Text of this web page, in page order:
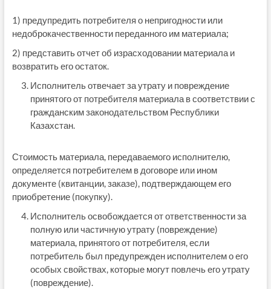
1) предупредить потребителя о непригодности или
недоброкачественности переданного им материала;
2) представить отчет об израсходовании материала и
возвратить его остаток.
Исполнитель отвечает за утрату и повреждение
принятого от потребителя материала в соответствии с
гражданским законодательством Республики
Казахстан.
Стоимость материала, передаваемого исполнителю,
определяется потребителем в договоре или ином
документе (квитанции, заказе), подтверждающем его
приобретение (покупку).
Исполнитель освобождается от ответственности за
полную или частичную утрату (повреждение)
материала, принятого от потребителя, если
потребитель был предупрежден исполнителем о его
особых свойствах, которые могут повлечь его утрату
(повреждение).